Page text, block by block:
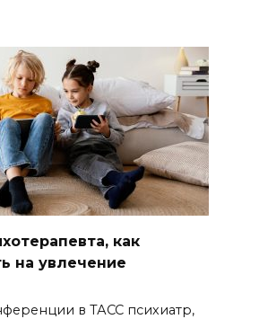
как
на увлечение
в ТАСС психиатр,